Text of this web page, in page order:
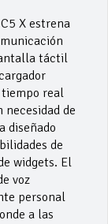
X estrena
táctil
real
de
diseñado
de
widgets. El
voz
personal
a las